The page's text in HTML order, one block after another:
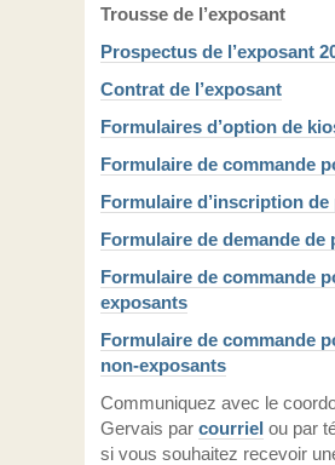
Trousse de l’exposant
Prospectus de l’exposant
Contrat de l’exposant
Formulaires d’option de
Formulaire de commande
Formulaire d’inscription
Formulaire de demande
Formulaire de commande
exposants
Formulaire de commande
non-exposants
Communiquez avec le
Gervais par courriel ou par
si vous souhaitez recevoir